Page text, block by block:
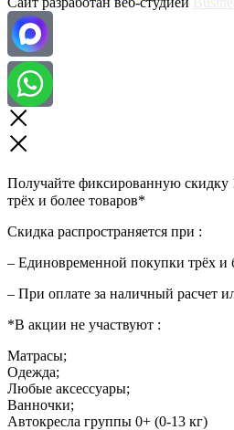
Получайте фиксированную скидку
трёх и более товаров*
Скидка распространяется при :
– Единовременной покупки трёх и
– При оплате за наличный расчет
*В акции не участвуют :
Матрасы;
Одежда;
Любые аксессуары;
Ванночки;
Автокресла группы 0+ (0-13 кг)